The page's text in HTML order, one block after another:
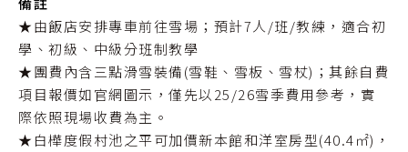
★由飯店安排專車前往雪場；預計7人/班/教練，適合初
學、初級、中級分班制教學
★團費內含三點滑雪裝備(雪鞋、雪板、雪杖)；其餘自費
項目報價如官網圖示，僅先以25/26雪季費用參考，實
際依照現場收費為主。
★白樺度假村池之平可加價新本館和洋室房型(40.4㎡)，